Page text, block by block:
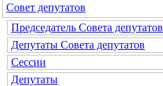
Совет депутатов
Председатель Совета депутатов
Депутаты Совета депутатов
Сессии
Депутаты